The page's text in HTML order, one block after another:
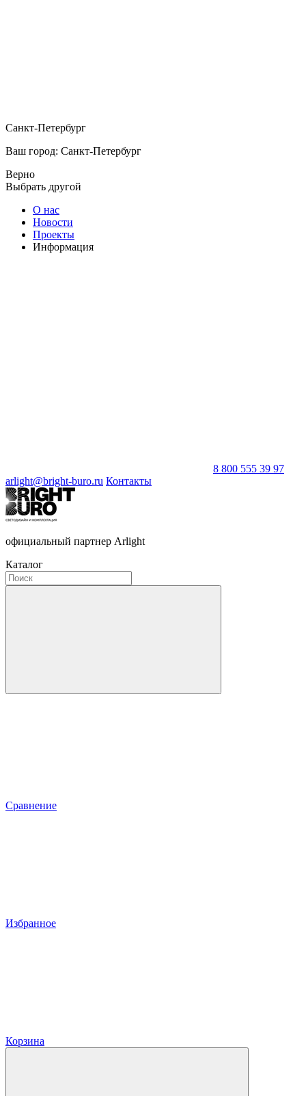
Санкт-Петербург
Ваш город: Санкт-Петербург
Верно
Выбрать другой
О нас
Новости
Проекты
Информация
8 800 555 39 97
arlight@bright-buro.ru Контакты
официальный партнер Arlight
Каталог
Сравнение
Избранное
Корзина